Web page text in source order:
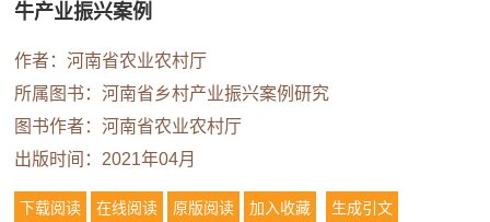
牛产业振兴案例
作者：河南省农业农村厅
所属图书：河南省乡村产业振兴案例研究
图书作者：河南省农业农村厅
出版时间：2021年04月
下载阅读 在线阅读 原版阅读 加入收藏 生成引文